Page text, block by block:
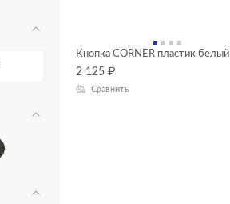
Кнопка CORNER пластик белый
2 125 ₽
Сравнить